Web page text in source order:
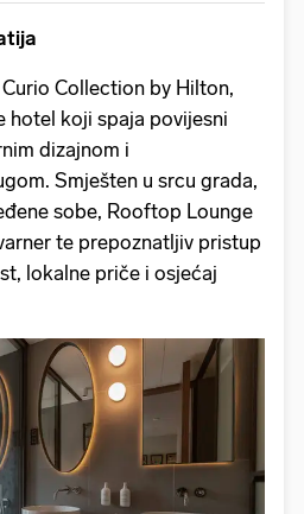
Collection by Hilton,
hotel koji spaja povijesni
dizajnom i
Smješten u srcu grada,
sobe, Rooftop Lounge
te prepoznatljiv pristup
lokalne priče i osjećaj